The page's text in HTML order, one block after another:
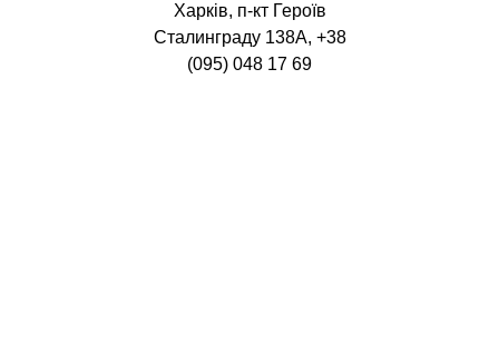
Харків, п-кт Героїв
Сталинграду 138А, +38
(095) 048 17 69